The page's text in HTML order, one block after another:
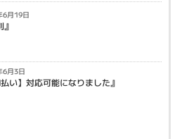
6月19日
』
6月3日
払い】対応可能になりました』